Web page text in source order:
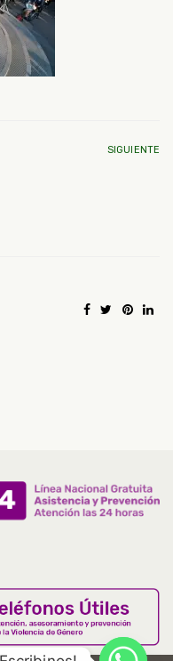
SIGUIENTE